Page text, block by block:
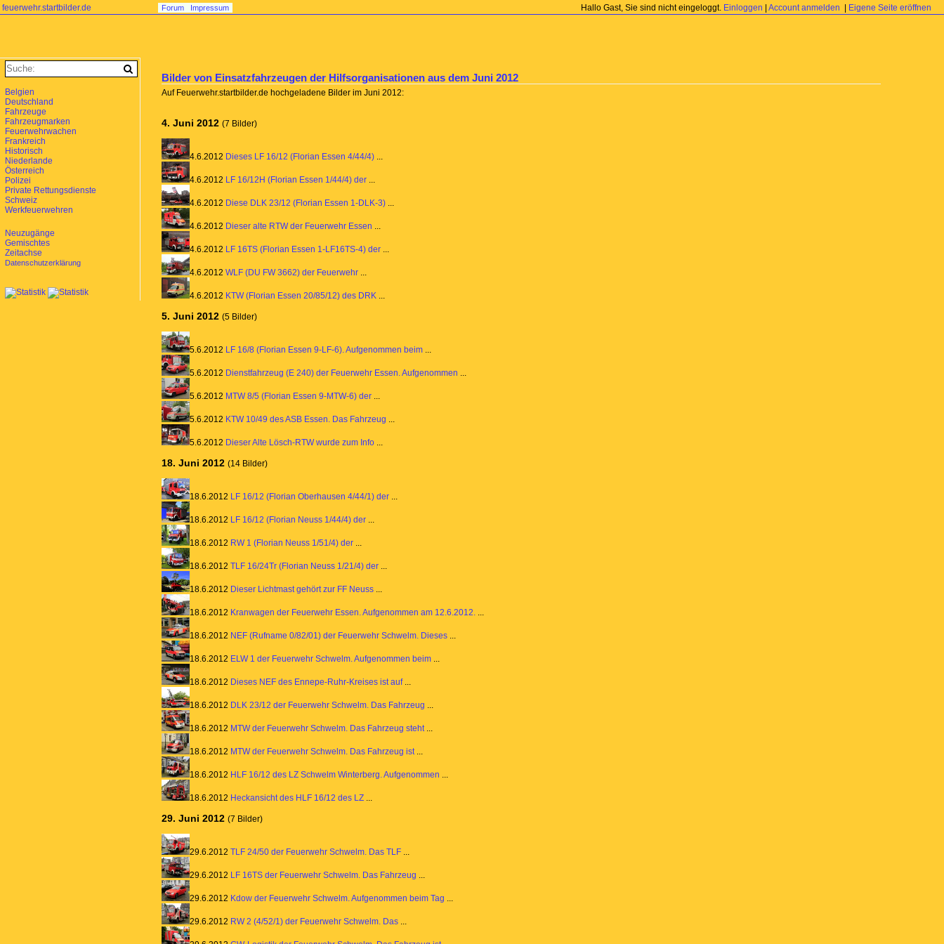
feuerwehr.startbilder.de Hallo Gast, Sie sind nicht eingeloggt. Einloggen Account anmelden Eigene Seite eröffnen
Forum Impressum
Bilder von Einsatzfahrzeugen der Hilfsorganisationen aus dem Juni 2012
Auf Feuerwehr.startbilder.de hochgeladene Bilder im Juni 2012:
4. Juni 2012 (7 Bilder)
4.6.2012 Dieses LF 16/12 (Florian Essen 4/44/4) ...
4.6.2012 LF 16/12H (Florian Essen 1/44/4) der ...
4.6.2012 Diese DLK 23/12 (Florian Essen 1-DLK-3) ...
4.6.2012 Dieser alte RTW der Feuerwehr Essen ...
4.6.2012 LF 16TS (Florian Essen 1-LF16TS-4) der ...
4.6.2012 WLF (DU FW 3662) der Feuerwehr ...
4.6.2012 KTW (Florian Essen 20/85/12) des DRK ...
5. Juni 2012 (5 Bilder)
5.6.2012 LF 16/8 (Florian Essen 9-LF-6). Aufgenommen beim ...
5.6.2012 Dienstfahrzeug (E 240) der Feuerwehr Essen. Aufgenommen ...
5.6.2012 MTW 8/5 (Florian Essen 9-MTW-6) der ...
5.6.2012 KTW 10/49 des ASB Essen. Das Fahrzeug ...
5.6.2012 Dieser Alte Lösch-RTW wurde zum Info ...
18. Juni 2012 (14 Bilder)
18.6.2012 LF 16/12 (Florian Oberhausen 4/44/1) der ...
18.6.2012 LF 16/12 (Florian Neuss 1/44/4) der ...
18.6.2012 RW 1 (Florian Neuss 1/51/4) der ...
18.6.2012 TLF 16/24Tr (Florian Neuss 1/21/4) der ...
18.6.2012 Dieser Lichtmast gehört zur FF Neuss ...
18.6.2012 Kranwagen der Feuerwehr Essen. Aufgenommen am 12.6.2012. ...
18.6.2012 NEF (Rufname 0/82/01) der Feuerwehr Schwelm. Dieses ...
18.6.2012 ELW 1 der Feuerwehr Schwelm. Aufgenommen beim ...
18.6.2012 Dieses NEF des Ennepe-Ruhr-Kreises ist auf...
18.6.2012 DLK 23/12 der Feuerwehr Schwelm. Das Fahrzeug ...
18.6.2012 MTW der Feuerwehr Schwelm. Das Fahrzeug steht...
18.6.2012 MTW der Feuerwehr Schwelm. Das Fahrzeug ist...
18.6.2012 HLF 16/12 des LZ Schwelm Winterberg. Aufgenommen ...
18.6.2012 Heckansicht des HLF 16/12 des LZ ...
29. Juni 2012 (7 Bilder)
29.6.2012 TLF 24/50 der Feuerwehr Schwelm. Das TLF ...
29.6.2012 LF 16TS der Feuerwehr Schwelm. Das Fahrzeug ...
29.6.2012 Kdow der Feuerwehr Schwelm. Aufgenommen beim Tag ...
29.6.2012 RW 2 (4/52/1) der Feuerwehr Schwelm. Das ...
Belgien
Deutschland
Fahrzeuge
Fahrzeugmarken
Feuerwehrwachen
Frankreich
Historisch
Niederlande
Österreich
Polizei
Private Rettungsdienste
Schweiz
Werkfeuerwehren
Neuzugänge
Gemischtes
Zeitachse
Datenschutzerklärung